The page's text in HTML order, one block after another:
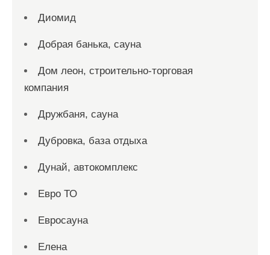
Диомид
Добрая банька, сауна
Дом леон, строительно-торговая
компания
Дружбаня, сауна
Дубровка, база отдыха
Дунай, автокомплекс
Евро ТО
Евросауна
Елена